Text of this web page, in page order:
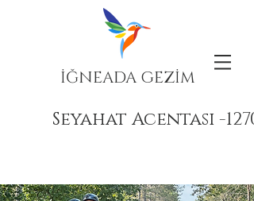
İĞNEADA GEZİM
Seyahat Acentası -